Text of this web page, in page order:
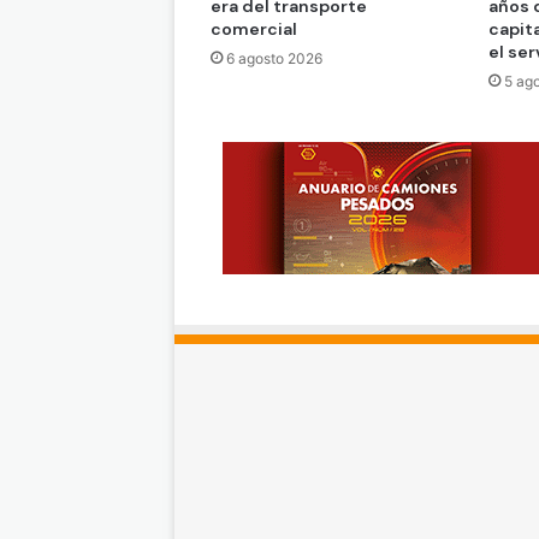
era del transporte
comercial
6 agosto 2026
años
el
5